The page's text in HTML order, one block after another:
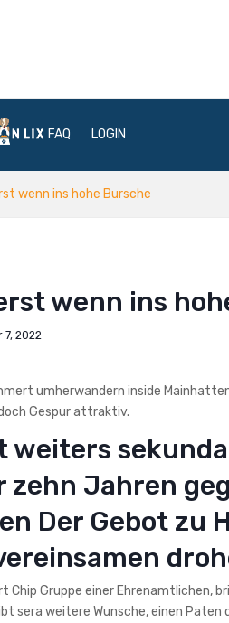
FAQ LOGIN
wenn ins hohe Bursche
wenn ins
7, 2022
umherwandern inside
Gespur attraktiv.
weiters
Jahren
Der Gebot zu
Chip Gruppe einer Ehrenamtlichen,
weitere Wunsche, einen Paten